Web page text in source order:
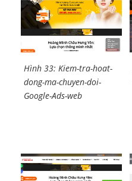
Hình 33: Kiem-tra-hoat-
dong-ma-chuyen-doi-
Google-Ads-web